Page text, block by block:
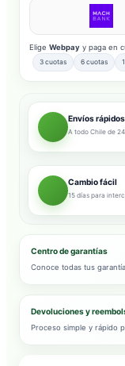
Elige Webpay y paga en
3 cuotas 6 cuotas
Envíos rápidos
A todo Chile de
Cambio fácil
15 días para
Centro de garantías
Conoce todas tus
Devoluciones y
Proceso simple y rápido